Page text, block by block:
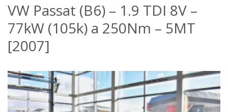
VW Passat (B6) – 1.9 TDI 8V –
77kW (105k) a 250Nm – 5MT
[2007]